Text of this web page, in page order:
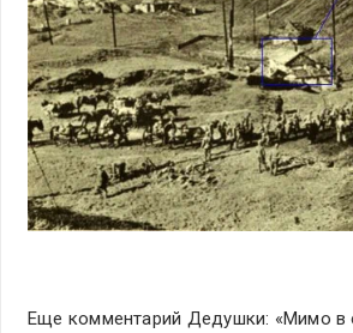
Еще комментарий Дедушки: «Мимо в